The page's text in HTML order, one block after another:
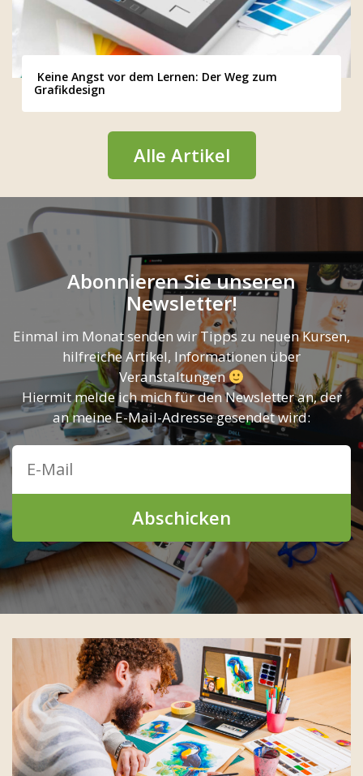
Keine Angst vor dem Lernen: Der Weg zum
Grafikdesign
Alle Artikel
Abonnieren Sie unseren
Newsletter!
Einmal im Monat senden wir Tipps zu neuen Kursen,
hilfreiche Artikel, Informationen über
Veranstaltungen
Hiermit melde ich mich für den Newsletter an, der
an meine E-Mail-Adresse gesendet wird:
Abschicken